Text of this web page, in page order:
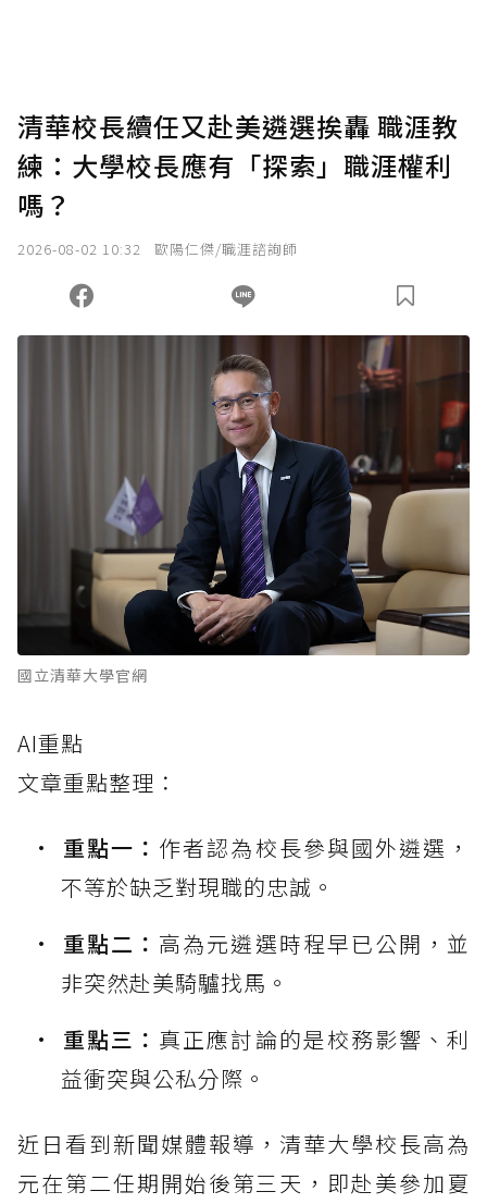
確認送出
您當前剩餘 U 利點數：0點；前往 購買點數
清華校長續任又赴美遴選挨轟 職涯教
練：大學校長應有「探索」職涯權利
嗎？
2026-08-02 10:32 歐陽仁傑/職涯諮詢師
國立清華大學官網
AI重點
文章重點整理：
重點一： 作者認為校長參與國外遴選，
不等於缺乏對現職的忠誠。
重點二： 高為元遴選時程早已公開，並
非突然赴美騎驢找馬。
重點三： 真正應討論的是校務影響、利
益衝突與公私分際。
近日看到新聞媒體報導，清華大學校長高為
元在第二任期開始後第三天，即赴美參加夏